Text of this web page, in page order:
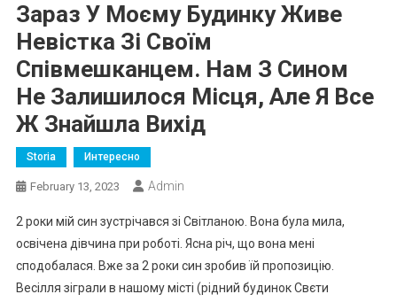
Зараз У Моєму Будинку Живе
Невістка Зі Своїм
Співмешканцем. Нам З Сином
Не Залишилося Місця, Але Я Все
Ж Знайшла Вихід
Storia Интересно
February 13, 2023 Admin
2 роки мій син зустрічався зі Світланою. Вона була мила,
освічена дівчина при роботі. Ясна річ, що вона мені
сподобалася. Вже за 2 роки син зробив їй пропозицію.
Весілля зіграли в нашому місті (рідний будинок Свєти